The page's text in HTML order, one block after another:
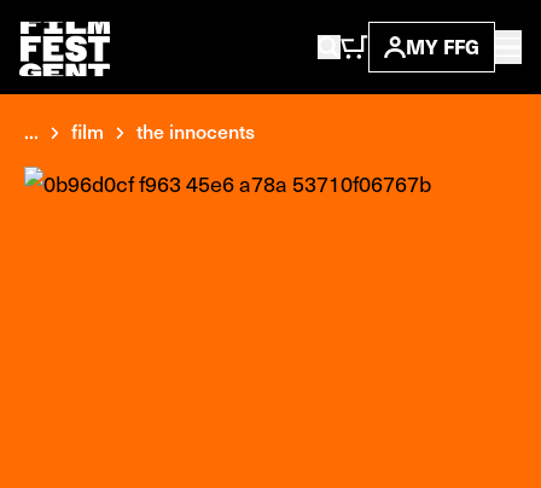
MY FFG
... film the innocents